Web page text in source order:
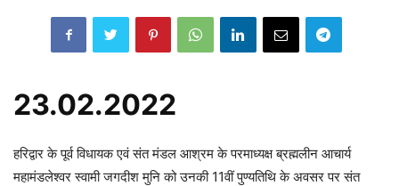
23.02.2022
हरिद्वार के पूर्व विधायक एवं संत मंडल आश्रम के परमाध्यक्ष ब्रह्मलीन आचार्य
महामंडलेश्वर स्वामी जगदीश मुनि को उनकी 11वीं पुण्यतिथि के अवसर पर संत